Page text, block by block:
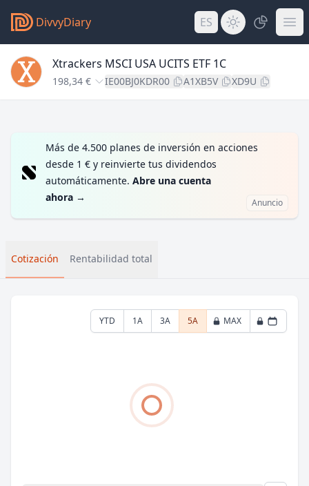
DivvyDiary ES
Xtrackers MSCI USA UCITS ETF 1C
198,34 € IE00BJ0KDR00 A1XB5V XD9U
Más de 4.500 planes de inversión en acciones
desde 1 € y reinvierte tus dividendos
automáticamente. Abre una cuenta
ahora → Anuncio
Cotización Rentabilidad total
YTD 1A 3A 5A MAX